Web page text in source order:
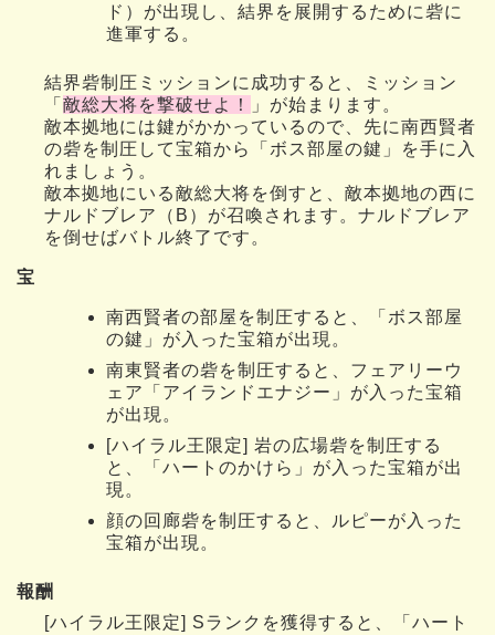
ド）が出現し、結界を展開するために砦に
進軍する。
結界砦制圧ミッションに成功すると、ミッション
「 敵総大将を撃破せよ！
」が始まります。
敵本拠地には鍵がかかっているので、先に南西賢者
の砦を制圧して宝箱から「ボス部屋の鍵」を手に入
れましょう。
敵本拠地にいる敵総大将を倒すと、敵本拠地の西に
ナルドブレア（B）が召喚されます。ナルドブレア
を倒せばバトル終了です。
宝
南西賢者の部屋を制圧すると、「ボス部屋
の鍵」が入った宝箱が出現。
南東賢者の砦を制圧すると、フェアリーウ
ェア「アイランドエナジー」が入った宝箱
が出現。
[ハイラル王限定] 岩の広場砦を制圧する
と、「ハートのかけら」が入った宝箱が出
現。
顔の回廊砦を制圧すると、ルピーが入った
宝箱が出現。
報酬
[ハイラル王限定] Sランクを獲得すると、「ハート